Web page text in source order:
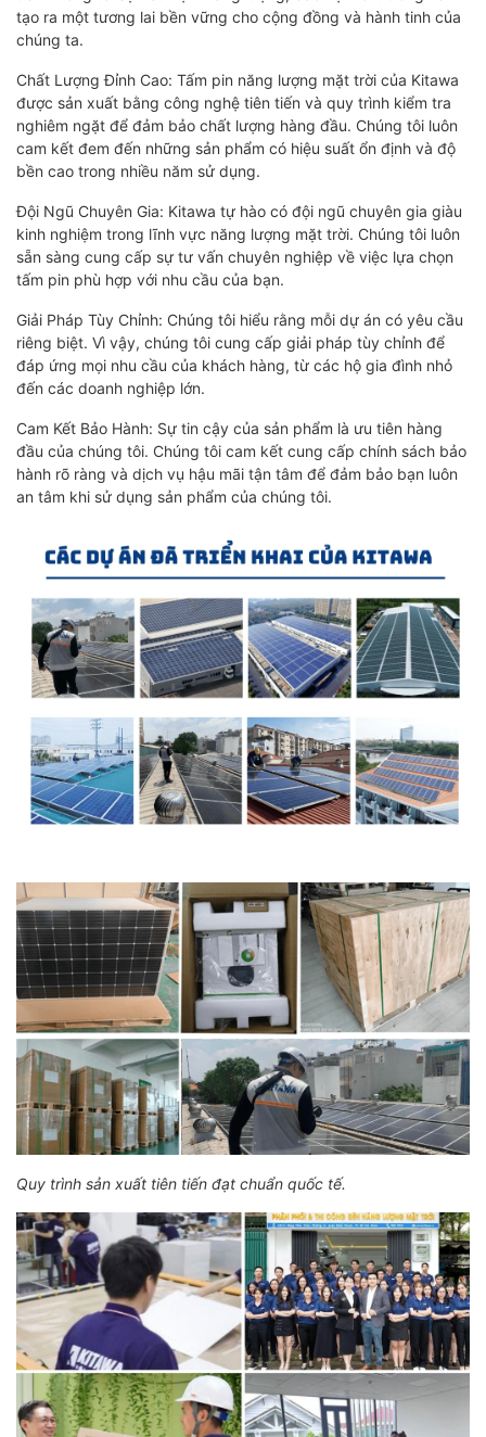
tạo ra một tương lai bền vững cho cộng đồng và hành tinh của
chúng ta.
Chất Lượng Đỉnh Cao: Tấm pin năng lượng mặt trời của Kitawa
được sản xuất bằng công nghệ tiên tiến và quy trình kiểm tra
nghiêm ngặt để đảm bảo chất lượng hàng đầu. Chúng tôi luôn
cam kết đem đến những sản phẩm có hiệu suất ổn định và độ
bền cao trong nhiều năm sử dụng.
Đội Ngũ Chuyên Gia: Kitawa tự hào có đội ngũ chuyên gia giàu
kinh nghiệm trong lĩnh vực năng lượng mặt trời. Chúng tôi luôn
sẵn sàng cung cấp sự tư vấn chuyên nghiệp về việc lựa chọn
tấm pin phù hợp với nhu cầu của bạn.
Giải Pháp Tùy Chỉnh: Chúng tôi hiểu rằng mỗi dự án có yêu cầu
riêng biệt. Vì vậy, chúng tôi cung cấp giải pháp tùy chỉnh để
đáp ứng mọi nhu cầu của khách hàng, từ các hộ gia đình nhỏ
đến các doanh nghiệp lớn.
Cam Kết Bảo Hành: Sự tin cậy của sản phẩm là ưu tiên hàng
đầu của chúng tôi. Chúng tôi cam kết cung cấp chính sách bảo
hành rõ ràng và dịch vụ hậu mãi tận tâm để đảm bảo bạn luôn
an tâm khi sử dụng sản phẩm của chúng tôi.
Quy trình sản xuất tiên tiến đạt chuẩn quốc tế.